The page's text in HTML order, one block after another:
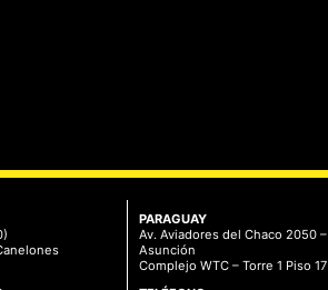
PARAGUAY
Av. Aviadores del Chaco 2050 –
Asunción
Complejo WTC – Torre 1 Piso 17